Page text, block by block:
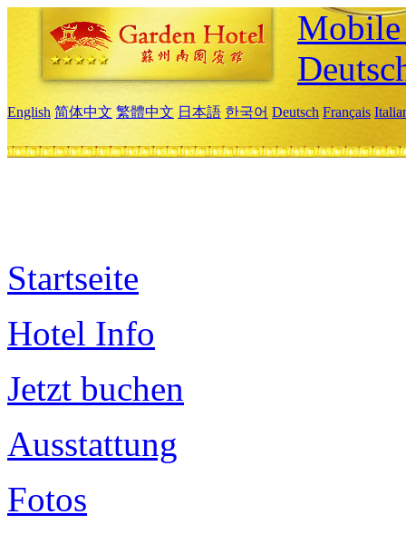
English 简体中文 繁體中文 日本語 한국어 Deutsch Français
Startseite
Hotel Info
Jetzt buchen
Ausstattung
Fotos